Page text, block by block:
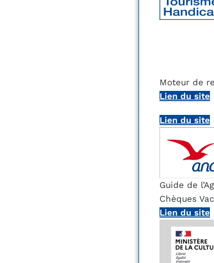
Moteur de
Lien du site
Lien du site
Guide de
Chèques
Lien du site